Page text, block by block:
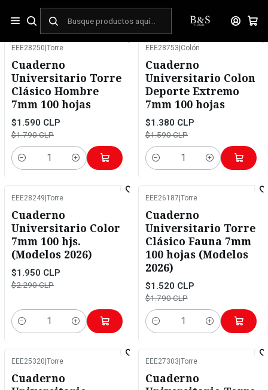
EEE28250 Torre
Cuaderno
Universitario Torre
Clásico Hombre
7mm 100 hojas
$1.590 CLP
$1.790 CLP
Cantidad
EEE28753 Colón
Cuaderno
Universitario Colon
Deporte Extremo
7mm 100 hojas
$1.380 CLP
$1.590 CLP
Cantidad
EEE28249 Torre
Cuaderno
Universitario Color
7mm 100 hjs.
(Modelos 2026)
$1.950 CLP
$2.290 CLP
Cantidad
EEE26187 Torre
Cuaderno
Universitario Torre
Clásico Fauna 7mm
100 hojas (Modelos
2026)
$1.520 CLP
$1.790 CLP
Cantidad
EEE25320 Torre
Cuaderno
EEE27303 Torre
Cuaderno